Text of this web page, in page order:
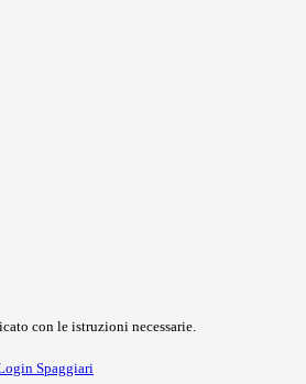
con le istruzioni necessarie.
Spaggiari